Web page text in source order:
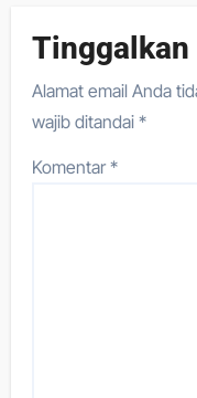
Tinggalkan
Alamat email Anda
wajib ditandai*
Komentar*